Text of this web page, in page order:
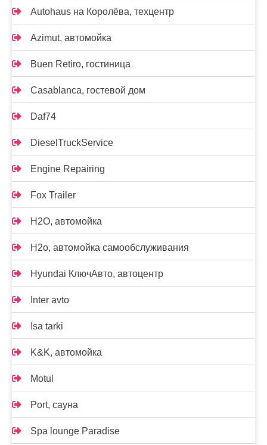
Autohaus на Королёва, техцентр
Azimut, автомойка
Buen Retiro, гостиница
Casablanca, гостевой дом
Daf74
DieselTruckService
Engine Repairing
Fox Trailer
H2O, автомойка
H2o, автомойка самообслуживания
Hyundai КлючАвто, автоцентр
Inter avto
Isa tarki
K&K, автомойка
Motul
Port, сауна
Spa lounge Paradise